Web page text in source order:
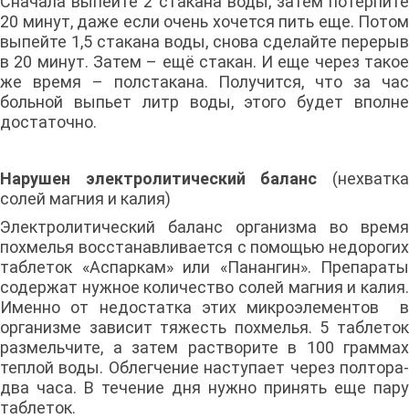
20 минут, даже если очень хочется пить еще. Потом
выпейте 1,5 стакана воды, снова сделайте перерыв
в 20 минут. Затем – ещё стакан. И еще через такое
же время – полстакана. Получится, что за час
больной выпьет литр воды, этого будет вполне
достаточно.
Нарушен электролитический баланс (нехватка
солей магния и калия)
Электролитический баланс организма во время
похмелья восстанавливается с помощью недорогих
таблеток «Аспаркам» или «Панангин». Препараты
содержат нужное количество солей магния и калия.
Именно от недостатка этих микроэлементов в
организме зависит тяжесть похмелья. 5 таблеток
размельчите, а затем растворите в 100 граммах
теплой воды. Облегчение наступает через полтора-
два часа. В течение дня нужно принять еще пару
таблеток.